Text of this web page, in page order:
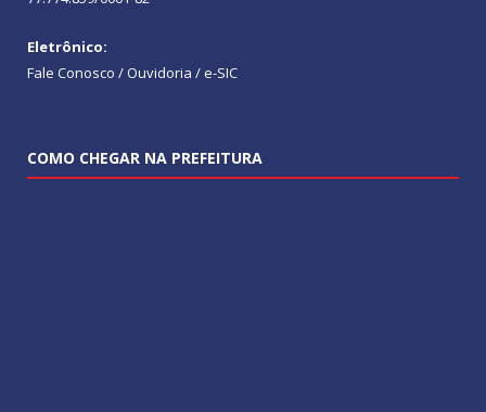
Eletrônico:
Fale Conosco / Ouvidoria / e-SIC
COMO CHEGAR NA PREFEITURA